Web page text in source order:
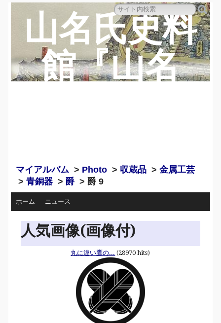
山名氏史料
館『山名
マイアルバム > Photo > 収蔵品 >金属工芸
>青銅器 >爵 > 爵 9
ホーム ニュース
人気画像(画像付)
丸に違い鷹の... (28970 hits)